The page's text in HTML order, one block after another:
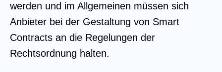
werden und im Allgemeinen müssen sich
Anbieter bei der Gestaltung von Smart
Contracts an die Regelungen der
Rechtsordnung halten.